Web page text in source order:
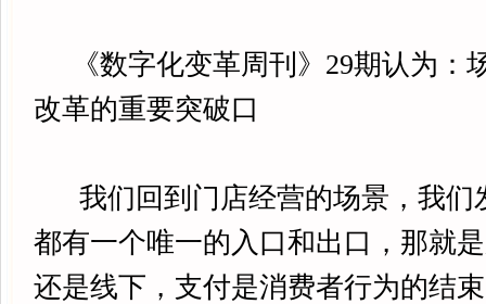
《数字化变革周刊》29期认为：
改革的重要突破口
我们回到门店经营的场景，我们
都有一个唯一的入口和出口，那就
还是线下，支付是消费者行为的结